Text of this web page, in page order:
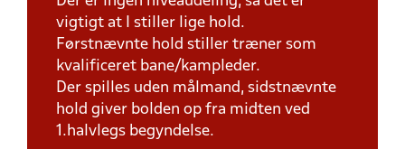
vigtigt at I stiller lige hold.
Førstnævnte hold stiller træner som
kvalificeret bane/kampleder.
Der spilles uden målmand, sidstnævnte
hold giver bolden op fra midten ved
1.halvlegs begyndelse.